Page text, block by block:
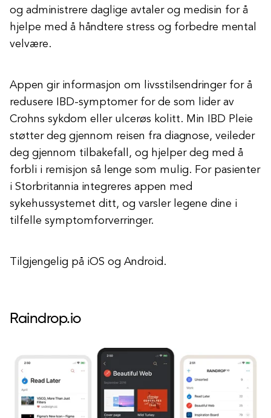
og administrere daglige avtaler og medisin for å
hjelpe med å håndtere stress og forbedre mental
velvære.
Appen gir informasjon om livsstilsendringer for å
redusere IBD-symptomer for de som lider av
Crohns sykdom eller ulcerøs kolitt. Min IBD Pleie
støtter deg gjennom reisen fra diagnose, veileder
deg gjennom tilbakefall, og hjelper deg med å
forbli i remisjon så lenge som mulig. For pasienter
i Storbritannia integreres appen med
sykehussystemet ditt, og varsler legene dine i
tilfelle symptomforverringer.
Tilgjengelig på iOS og Android.
Raindrop.io